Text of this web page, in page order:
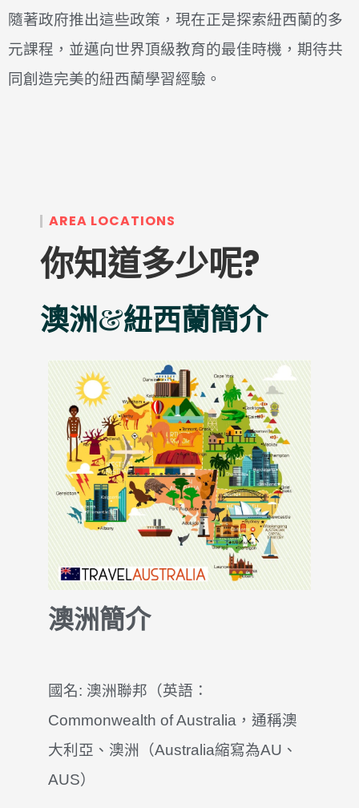
隨著政府推出這些政策，現在正是探索紐西蘭的多
元課程，並邁向世界頂級教育的最佳時機， 期待共
同創造完美的紐西蘭學習經驗。
AREA LOCATIONS
你知道多少呢?
澳洲&紐西蘭簡介
澳洲簡介
國名: 澳洲聯邦（英語：
Commonwealth of Australia ，通稱澳
大利亞、澳洲（Australia縮寫為AU、
AUS）